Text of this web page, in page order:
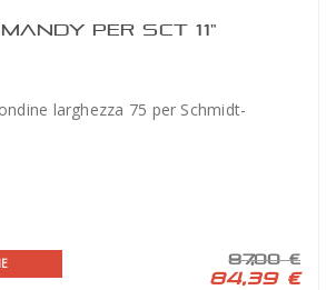
PER SCT 11"
larghezza 75 per Schmidt-
87,00 €
84,39 €